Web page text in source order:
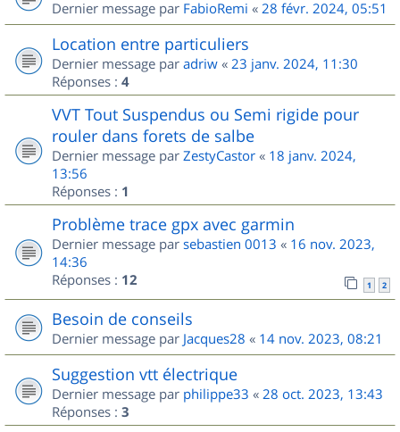
Dernier message par FabioRemi « 28 févr. 2024, 05:51
Location entre particuliers
Dernier message par adriw « 23 janv. 2024, 11:30
Réponses : 4
VVT Tout Suspendus ou Semi rigide pour
rouler dans forets de salbe
Dernier message par ZestyCastor « 18 janv. 2024,
13:56
Réponses : 1
Problème trace gpx avec garmin
Dernier message par sebastien 0013 « 16 nov. 2023,
14:36
Réponses : 12 1 2
Besoin de conseils
Dernier message par Jacques28 « 14 nov. 2023, 08:21
Suggestion vtt électrique
Dernier message par philippe33 « 28 oct. 2023, 13:43
Réponses : 3